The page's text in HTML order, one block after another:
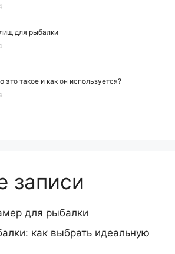
для рыбалки
это такое и как он используется?
записи
для рыбалки
как выбрать идеальную